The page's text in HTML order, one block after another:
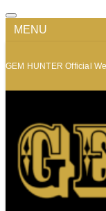
MENU
GEM HUNTER Official